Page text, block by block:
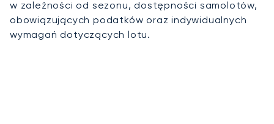
klienci na całym świecie. W Maskacie oznacza to
dyskretny dostęp do odległych kurortów, poufną
obsługę spotkań na najwyższym szczeblu oraz
w zależności od sezonu, dostępności samolotów,
obowiązujących podatków oraz indywidualnych
wymagań dotyczących lotu.